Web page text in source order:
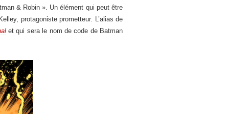
& Robin ». Un élément qui peut être
protagoniste prometteur. L’alias de
et qui sera le nom de code de Batman